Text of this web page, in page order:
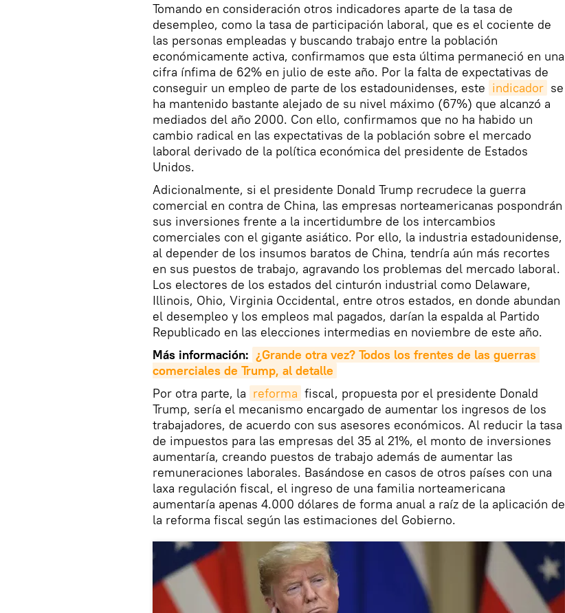
Tomando en consideración otros indicadores aparte de la tasa de
desempleo, como la tasa de participación laboral, que es el cociente de
las personas empleadas y buscando trabajo entre la población
económicamente activa, confirmamos que esta última permaneció en una
cifra ínfima de 62% en julio de este año. Por la falta de expectativas de
conseguir un empleo de parte de los estadounidenses, este indicador se
ha mantenido bastante alejado de su nivel máximo (67%) que alcanzó a
mediados del año 2000. Con ello, confirmamos que no ha habido un
cambio radical en las expectativas de la población sobre el mercado
laboral derivado de la política económica del presidente de Estados
Unidos.
Adicionalmente, si el presidente Donald Trump recrudece la guerra
comercial en contra de China, las empresas norteamericanas pospondrán
sus inversiones frente a la incertidumbre de los intercambios
comerciales con el gigante asiático. Por ello, la industria estadounidense,
al depender de los insumos baratos de China, tendría aún más recortes
en sus puestos de trabajo, agravando los problemas del mercado laboral.
Los electores de los estados del cinturón industrial como Delaware,
Illinois, Ohio, Virginia Occidental, entre otros estados, en donde abundan
el desempleo y los empleos mal pagados, darían la espalda al Partido
Republicado en las elecciones intermedias en noviembre de este año.
Más información: ¿Grande otra vez? Todos los frentes de las guerras
comerciales de Trump, al detalle
Por otra parte, la reforma fiscal, propuesta por el presidente Donald
Trump, sería el mecanismo encargado de aumentar los ingresos de los
trabajadores, de acuerdo con sus asesores económicos. Al reducir la tasa
de impuestos para las empresas del 35 al 21%, el monto de inversiones
aumentaría, creando puestos de trabajo además de aumentar las
remuneraciones laborales. Basándose en casos de otros países con una
laxa regulación fiscal, el ingreso de una familia norteamericana
aumentaría apenas 4.000 dólares de forma anual a raíz de la aplicación de
la reforma fiscal según las estimaciones del Gobierno.